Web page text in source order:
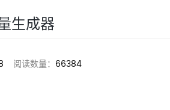
生成器
阅读数量： 66384